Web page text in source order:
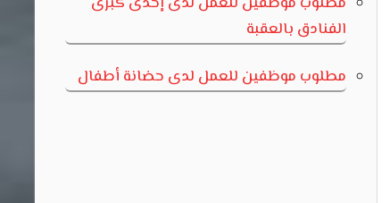
الفنادق بالعقبة
مطلوب موظفين للعمل لدى حضانة أطفال